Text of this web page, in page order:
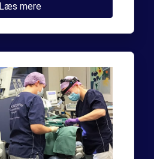
Læs mere